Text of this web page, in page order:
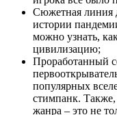
Сюжетная линия
истории
можно узнать,
цивилизацию;
Проработанный
популярных
стимпанк. Также,
жанра – это не